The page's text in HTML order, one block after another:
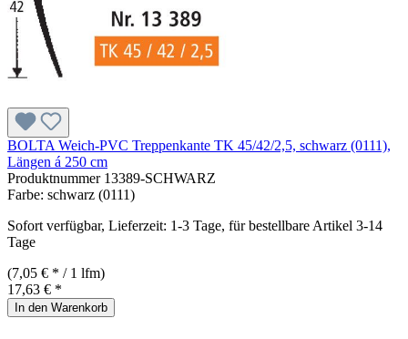
BOLTA Weich-PVC Treppenkante TK 45/42/2,5, schwarz (0111),
Längen á 250 cm
Produktnummer 13389-SCHWARZ
Farbe: schwarz (0111)
Sofort verfügbar, Lieferzeit: 1-3 Tage, für bestellbare Artikel 3-14
Tage
(7,05 € * / 1 lfm)
17,63 € *
In den Warenkorb